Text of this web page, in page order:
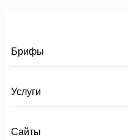
Брифы
Услуги
Сайты